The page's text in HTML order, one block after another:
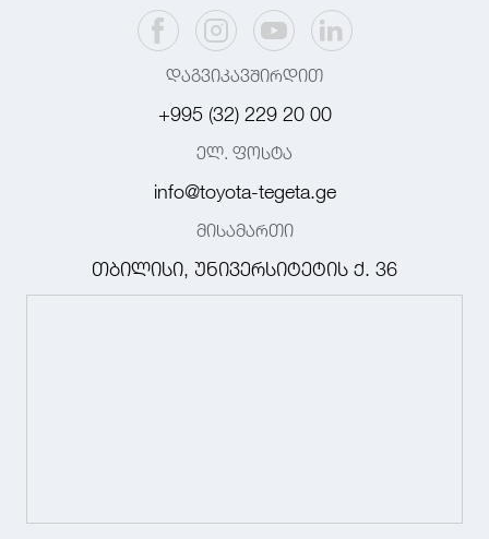
დაგვიკავშირდით
+995 (32) 229 20 00
ელ. ფოსტა
info@toyota-tegeta.ge
მისამართი
თბილისი, უნივერსიტეტის ქ. 36